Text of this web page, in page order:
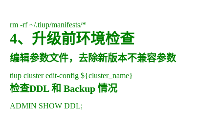
rm -rf ~/.tiup/manifests/*
4、升级前环境检查
编辑参数文件，去除新版本不兼容参数
tiup cluster edit-config ${cluster_name}
检查DDL 和 Backup 情况
ADMIN SHOW DDL;